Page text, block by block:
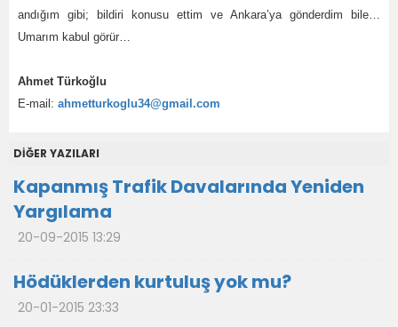
andığım gibi; bildiri konusu ettim ve Ankara’ya gönderdim bile…
Umarım kabul görür…
Ahmet Türkoğlu
E-mail: ahmetturkoglu34@gmail.com
DİĞER YAZILARI
Kapanmış Trafik Davalarında Yeniden
Yargılama
20-09-2015 13:29
Hödüklerden kurtuluş yok mu?
20-01-2015 23:33